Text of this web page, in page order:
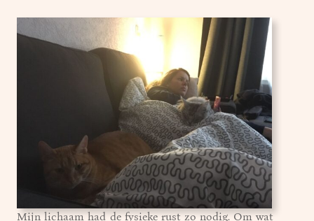
Mijn lichaam had de fysieke rust zo nodig. Om wat